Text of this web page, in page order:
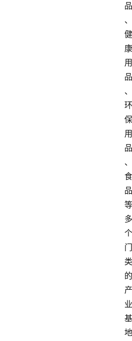
品
、
健
康
用
品
、
环
保
用
品
、
食
品
等
多
个
门
类
的
产
业
基
地